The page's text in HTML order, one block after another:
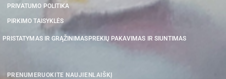
PRIVATUMO POLITIKA
PIRKIMO TAISYKLĖS
PRISTATYMAS IR GRĄŽINIMASPREKIŲ PAKAVIMAS IR SIUNTIMAS
PRENUMERUOKITE NAUJIENLAIŠKĮ